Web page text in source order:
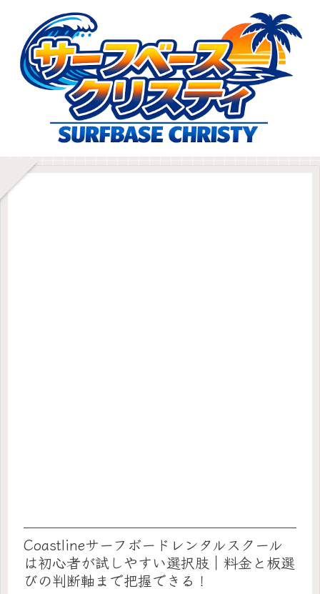
Coastlineサーフボードレンタルスクール
は初心者が試しやすい選択肢｜料金と板選
びの判断軸まで把握できる！